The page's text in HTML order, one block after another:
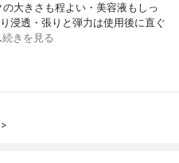
大きさも程よい・美容液もしっ
浸透・張りと弾力は使用後に直ぐ
続きを見る